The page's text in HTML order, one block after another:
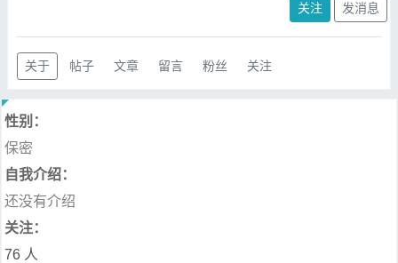
关注 发消息
关于 帖子 文章 留言 粉丝 关注
性别：
保密
自我介绍：
还没有介绍
关注：
76 人